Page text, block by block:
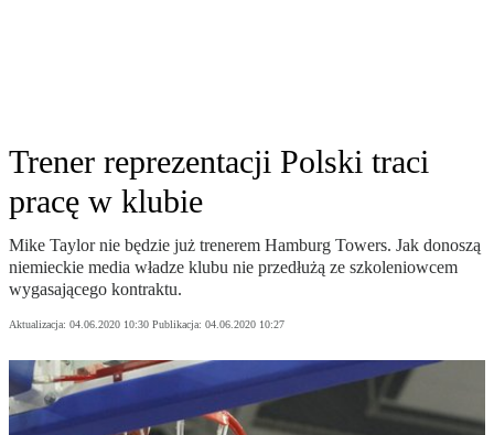
Trener reprezentacji Polski traci
pracę w klubie
Mike Taylor nie będzie już trenerem Hamburg Towers. Jak donoszą
niemieckie media władze klubu nie przedłużą ze szkoleniowcem
wygasającego kontraktu.
Aktualizacja: 04.06.2020 10:30 Publikacja: 04.06.2020 10:27